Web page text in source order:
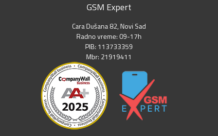
GSM Expert
Cara Dušana 82, Novi Sad
Radno vreme: 09-17h
PIB: 113733359
Mbr: 21919411